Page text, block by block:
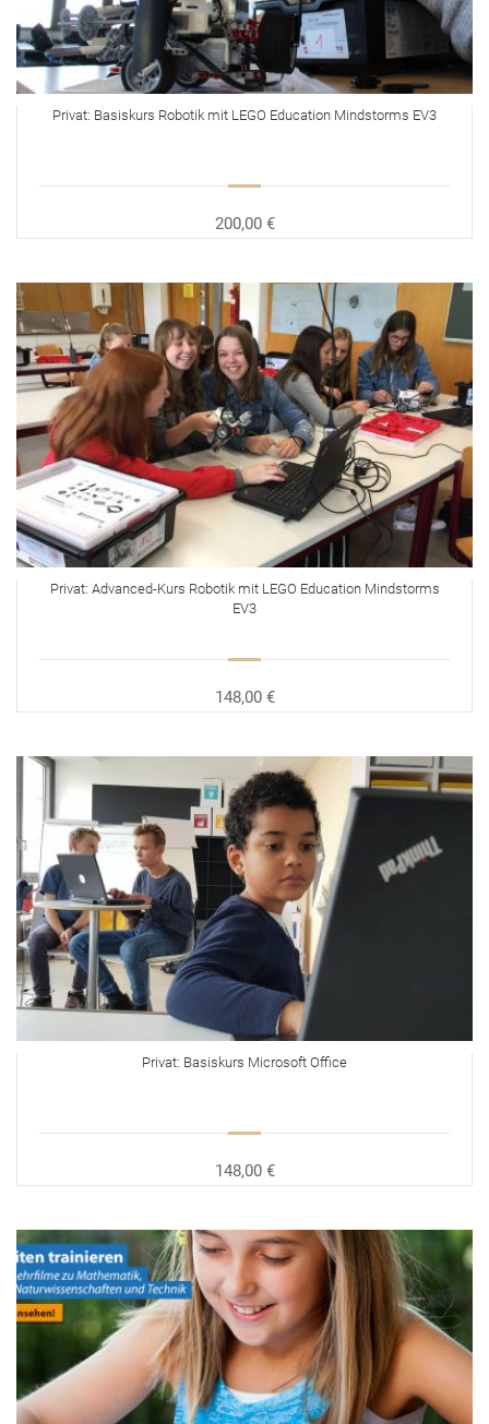
Privat: Basiskurs Robotik mit LEGO Education Mindstorms EV3
200,00 €
Privat: Advanced-Kurs Robotik mit LEGO Education Mindstorms
EV3
148,00 €
Privat: Basiskurs Microsoft Office
148,00 €